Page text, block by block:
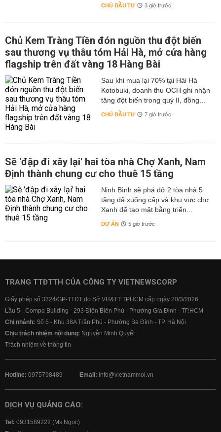
CHỦ ĐẦU TƯ 3 giờ trước
Chủ Kem Tràng Tiền đón nguồn thu đột biến
sau thương vụ thâu tóm Hải Hà, mở cửa hàng
flagship trên đất vàng 18 Hàng Bài
Sau khi mua lại 70% tại Hải Hà
Kotobuki, doanh thu OCH ghi nhận
tăng đột biến trong quý II, đồng...
CHỦ ĐẦU TƯ 7 giờ trước
Sẽ 'đập đi xây lại' hai tòa nhà Chợ Xanh, Nam
Định thành chung cư cho thuê 15 tầng
Ninh Bình sẽ phá dỡ 2 tòa nhà 5
tầng đã xuống cấp và khu vực chợ
Xanh để tạo mặt bằng triển...
DỰ ÁN 5 giờ trước
TRANG TTĐTTH CỦA CÔNG TY VIETNEWSCORP
Giấy phép số 3324/GP-TTĐT do Sở VH&TT TPHCM cấp ngày 20/3/2026
Lầu 5 - Compa Building - 293 Điện Biên Phủ - Phường Gia Định - TP.HCM
Chi nhánh: Số 5 - Khu 38A Trần Phú - Phường Ba Đình - TP. Hà Nội
Chịu trách nhiệm nội dung: Nguyễn Minh Quyết
Trách nhiệm về thông tin
Hotline: 0975798489 Email: info@vietnammoi.vn
DỊCH VỤ QUẢNG CÁO:
Tel: 0931589222 (Ms Ngọc)